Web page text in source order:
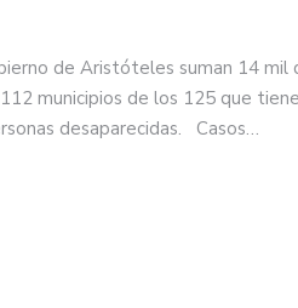
de Aristóteles suman 14 mil
municipios de los 125 que
desaparecidas. Casos…